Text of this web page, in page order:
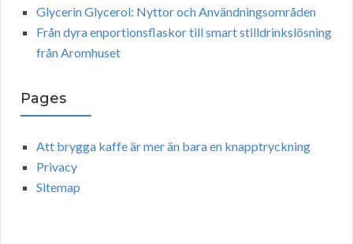
Glycerin Glycerol: Nyttor och Användningsområden
Från dyra enportionsflaskor till smart stilldrinkslösning
från Aromhuset
Pages
Att brygga kaffe är mer än bara en knapptryckning
Privacy
Sitemap